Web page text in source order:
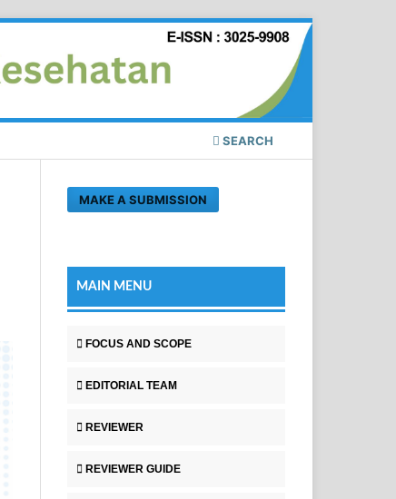
SEARCH
MAKE A SUBMISSION
MAIN MENU
FOCUS AND SCOPE
EDITORIAL TEAM
REVIEWER
REVIEWER GUIDE